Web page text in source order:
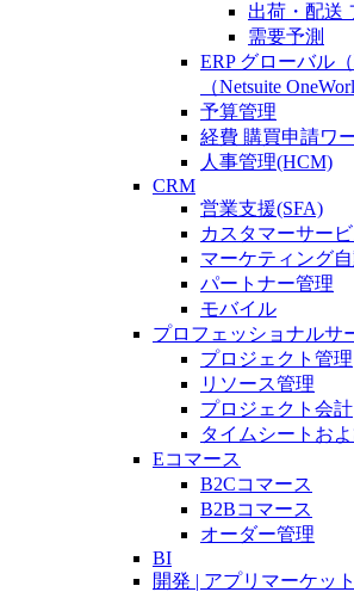
出荷・配送
需要予測
ERP グローバル
（Netsuite
予算管理
経費 購買申請ワ
人事管理(HCM)
CRM
営業支援(SFA)
カスタマーサー
マーケティング
パートナー管理
モバイル
プロフェッショナルサ
プロジェクト管理
リソース管理
プロジェクト会計
タイムシートお
Eコマース
B2Cコマース
B2Bコマース
オーダー管理
BI
開発 | アプリマーケット